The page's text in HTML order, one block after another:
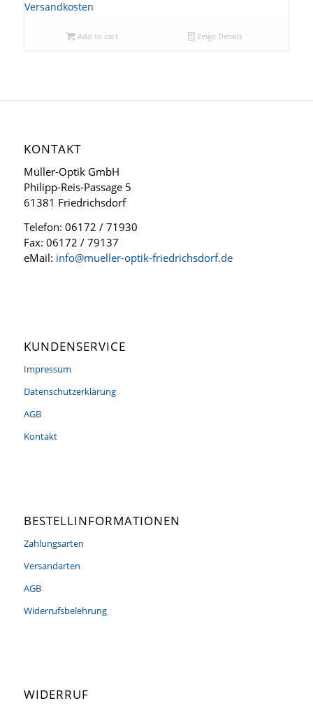
Versandkosten
Add to cart Zeige Details
KONTAKT
Müller-Optik GmbH
Philipp-Reis-Passage 5
61381 Friedrichsdorf
Telefon: 06172 / 71930
Fax: 06172 / 79137
eMail: info@mueller-optik-friedrichsdorf.de
KUNDENSERVICE
Impressum
Datenschutzerklärung
AGB
Kontakt
BESTELLINFORMATIONEN
Zahlungsarten
Versandarten
AGB
Widerrufsbelehrung
WIDERRUF